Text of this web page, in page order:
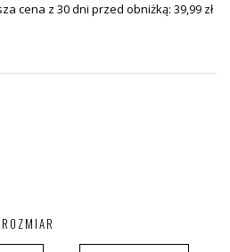
cena z 30 dni przed obniżką: 39,99 zł
ROZMIAR